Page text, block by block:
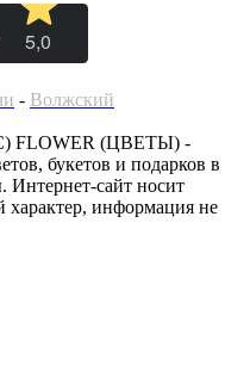
- Волжский
FLOWER (ЦВЕТЫ) -
букетов и подарков в
Интернет-сайт носит
информация не